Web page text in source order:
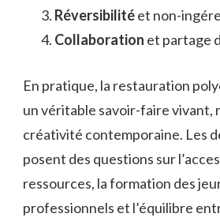
Réversibilitéet non-
Collaboration et partage
En pratique, la restauration
un véritable savoir-faire vivant,
créativité contemporaine. Les
posent des questions sur
ressources, la formation des
professionnels et l’équilibre